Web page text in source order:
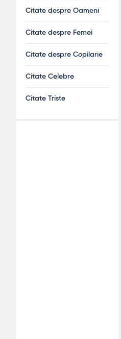
Citate despre Oameni
Citate despre Femei
Citate despre Copilarie
Citate Celebre
Citate Triste